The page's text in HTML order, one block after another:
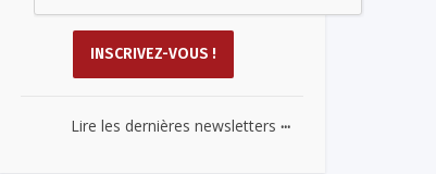
Lire les dernières newsletters ...